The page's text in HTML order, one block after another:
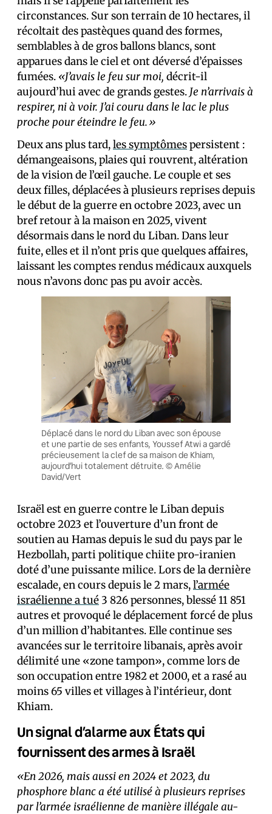
circonstances. Sur son terrain de 10 hectares, il
récoltait des pastèques quand des formes,
semblables à de gros ballons blancs, sont
apparues dans le ciel et ont déversé d’épaisses
fumées. «J’avais le feu sur moi, décrit-il
aujourd’hui avec de grands gestes. Je n’arrivais à
respirer, ni à voir. J’ai couru dans le lac le plus
proche pour éteindre le feu.»
Deux ans plus tard,les symptômespersistent :
démangeaisons, plaies qui rouvrent, altération
de la vision de l’œil gauche. Le couple et ses
deux filles, déplacé·es à plusieurs reprises depuis
le début de la guerre en octobre 2023, avec un
bref retour à la maison en 2025, vivent
désormais dans le nord du Liban. Dans leur
fuite, elles et il n’ont pris que quelques affaires,
laissant les comptes rendus médicaux auxquels
nous n’avons donc pas pu avoir accès.
Déplacé dans le nord du Liban avec son épouse
et une partie de ses enfants, Youssef Atwi a gardé
précieusement la clef de sa maison de Khiam,
aujourd’hui totalement détruite. © Amélie
David/Vert
Israël est en guerre contre le Liban depuis
octobre 2023 et l’ouverture d’un front de
soutien au Hamas depuis le sud du pays par le
Hezbollah, parti politique chiite pro-iranien
doté d’une puissante milice. Lors de la dernière
escalade, en cours depuis le 2 mars,l’armée
israélienne a tué3 826 personnes, blessé 11 851
autres et provoqué le déplacement forcé de plus
d’un million d’habitant·es. Elle continue ses
avancées sur le territoire libanais, après avoir
délimité une «zone tampon», comme lors de
son occupation entre 1982 et 2000, et a rasé au
moins 65 villes et villages à l’intérieur, dont
Khiam.
Un signal d’alarme aux États qui
fournissent des armes à Israël
«En 2026, mais aussi en 2024 et 2023, du
phosphore blanc a été utilisé à plusieurs reprises
par l’armée israélienne de manière illégale au-